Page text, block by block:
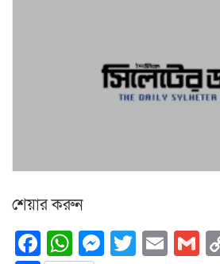
শেয়ার করুন
Facebook
WhatsApp
Twitter